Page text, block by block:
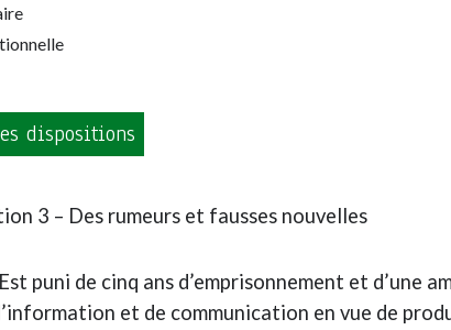
dispositions
3 – Des rumeurs et fausses nouvelles
puni de cinq ans d’emprisonnement et d’une
et de communication en vue de